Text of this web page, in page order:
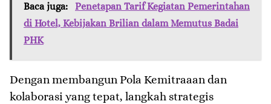
Baca juga:
Penetapan Tarif Kegiatan Pemerintahan
di Hotel, Kebijakan Brilian dalam Memutus Badai
PHK
Dengan membangun Pola Kemitraaan dan
kolaborasi yang tepat, langkah strategis